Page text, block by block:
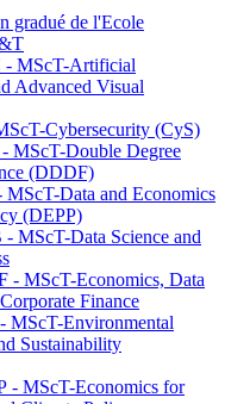
gradué de l'Ecole
MScT-Artificial
Advanced Visual
Cybersecurity (CyS)
MScT-Double Degree
(DDDF)
Data and Economics
(DEPP)
MScT-Data Science and
- MScT-Economics, Data
Finance
MScT-Environmental
Sustainability
- MScT-Economics for